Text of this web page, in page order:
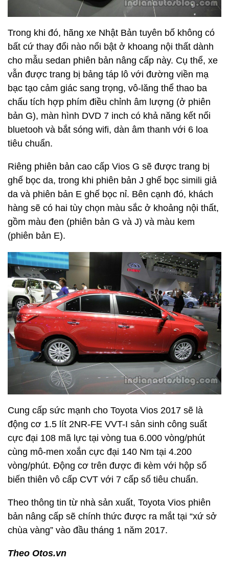
Trong khi đó, hãng xe Nhật Bản tuyên bố không có
bất cứ thay đổi nào nổi bật ở khoang nội thất dành
cho mẫu sedan phiên bản nâng cấp này. Cụ thể, xe
vẫn được trang bị bảng táp lô với đường viền mạ
bạc tạo cảm giác sang trọng, vô-lăng thể thao ba
chấu tích hợp phím điều chỉnh âm lượng (ở phiên
bản G), màn hình DVD 7 inch có khả năng kết nối
bluetooh và bắt sóng wifi, dàn âm thanh với 6 loa
tiêu chuẩn.
Riêng phiên bản cao cấp Vios G sẽ được trang bị
ghế bọc da, trong khi phiên bản J ghế bọc simili giả
da và phiên bản E ghế bọc nỉ. Bên cạnh đó, khách
hàng sẽ có hai tùy chọn màu sắc ở khoảng nội thất,
gồm màu đen (phiên bản G và J) và màu kem
(phiên bản E).
Cung cấp sức mạnh cho Toyota Vios 2017 sẽ là
động cơ 1.5 lít 2NR-FE VVT-I sản sinh công suất
cực đại 108 mã lực tại vòng tua 6.000 vòng/phút
cùng mô-men xoắn cực đại 140 Nm tại 4.200
vòng/phút. Động cơ trên được đi kèm với hộp số
biến thiên vô cấp CVT với 7 cấp số tiêu chuẩn.
Theo thông tin từ nhà sản xuất, Toyota Vios phiên
bản nâng cấp sẽ chính thức được ra mắt tại “xứ sở
chùa vàng” vào đầu tháng 1 năm 2017.
Theo Otos.vn